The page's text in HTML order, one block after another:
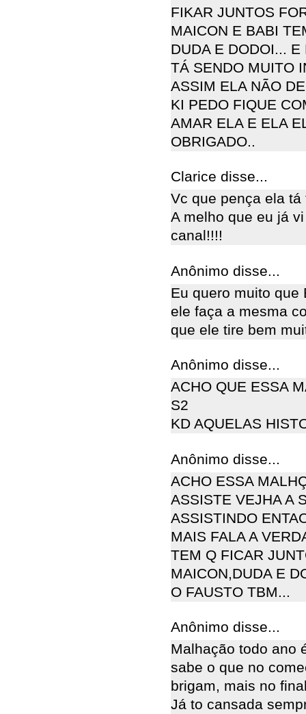
FIKAR JUNTOS
MAICON E BABI
DUDA E DODOI...
TÁ SENDO MUITO
ASSIM ELA NÃO
KI PEDO FIQUE
AMAR ELA E ELA
OBRIGADO..
Clarice disse...
Vc que pença ela
A melho que eu já
canal!!!!
Anônimo disse...
Eu quero muito que
ele faça a mesma
que ele tire bem
Anônimo disse...
ACHO QUE ESSA
S2
KD AQUELAS
Anônimo disse...
ACHO ESSA
ASSISTE VEJHA A
ASSISTINDO
MAIS FALA A
TEM Q FICAR
MAICON,DUDA E
O FAUSTO TBM...
Anônimo disse...
Malhação todo ano
sabe o que no
brigam, mais no
Já to cansada